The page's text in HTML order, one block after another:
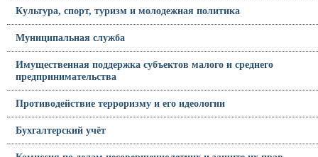
Культура, спорт, туризм и молодежная политика
Муниципальная служба
Имущественная поддержка субъектов малого и среднего
предпринимательства
Противодействие терроризму и его идеологии
Бухгалтерский учёт